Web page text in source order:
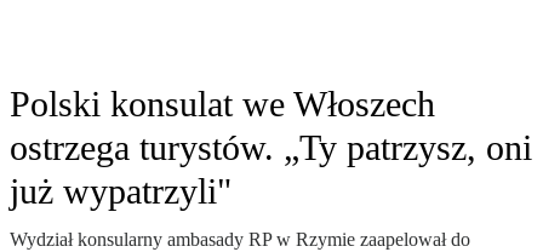
Polski konsulat we Włoszech
ostrzega turystów. „Ty patrzysz, oni
już wypatrzyli"
Wydział konsularny ambasady RP w Rzymie zaapelował do